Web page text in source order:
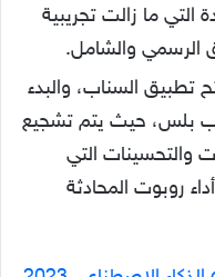
التي ما زالت تجريبية
الرسمي والشامل.
تطبيق السناب، والبدء
بلس، حيث يتم تشجيع
والتحسينات التي
روبوت المحادثة